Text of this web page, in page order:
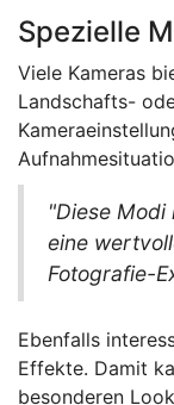
Spezielle
Viele Kameras
Landschafts-
"Diese
eine
Fotografie-
Ebenfalls
Effekte. Damit
besonderen